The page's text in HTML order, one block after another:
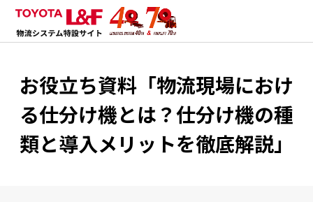
お役立ち資料「物流現場におけ
る仕分け機とは？仕分け機の種
類と導入メリットを徹底解説」